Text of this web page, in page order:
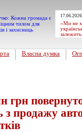
«Ми не
Власна думка
з продажу